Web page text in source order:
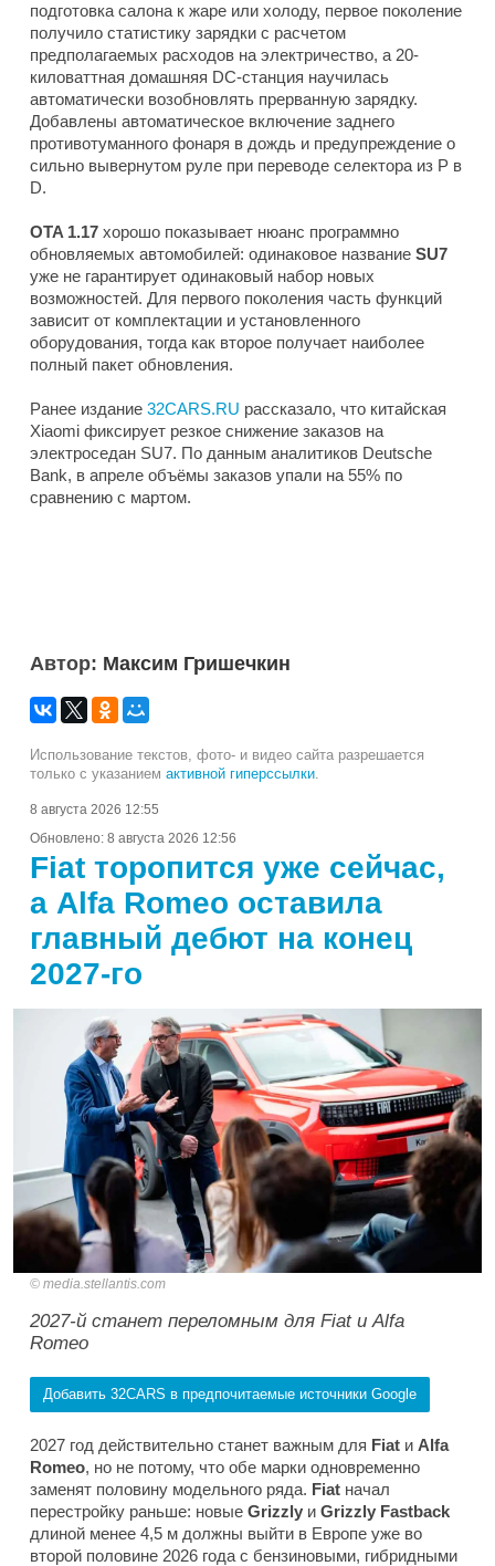
подготовка салона к жаре или холоду, первое поколение
получило статистику зарядки с расчетом
предполагаемых расходов на электричество, а 20-
киловаттная домашняя DC-станция научилась
автоматически возобновлять прерванную зарядку.
Добавлены автоматическое включение заднего
противотуманного фонаря в дождь и предупреждение о
сильно вывернутом руле при переводе селектора из P в
D.
OTA 1.17 хорошо показывает нюанс программно
обновляемых автомобилей: одинаковое название SU7
уже не гарантирует одинаковый набор новых
возможностей. Для первого поколения часть функций
зависит от комплектации и установленного
оборудования, тогда как второе получает наиболее
полный пакет обновления.
Ранее издание 32CARS.RU рассказало, что китайская
Xiaomi фиксирует резкое снижение заказов на
электроседан SU7. По данным аналитиков Deutsche
Bank, в апреле объёмы заказов упали на 55% по
сравнению с мартом.
Автор: Максим Гришечкин
Использование текстов, фото- и видео сайта разрешается
только с указанием активной гиперссылки.
8 августа 2026 12:55
Обновлено: 8 августа 2026 12:56
Fiat торопится уже сейчас,
а Alfa Romeo оставила
главный дебют на конец
2027-го
media.stellantis.com
2027-й станет переломным для Fiat и Alfa
Romeo
Добавить 32CARS в предпочитаемые источники Google
2027 год действительно станет важным для Fiat и Alfa
Romeo, но не потому, что обе марки одновременно
заменят половину модельного ряда. Fiat начал
перестройку раньше: новые Grizzly и Grizzly Fastback
длиной менее 4,5 м должны выйти в Европе уже во
второй половине 2026 года с бензиновыми, гибридными